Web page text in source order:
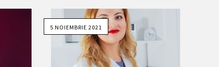
5 NOIEMBRIE 2021